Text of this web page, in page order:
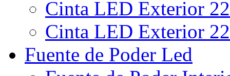
Cinta LED Exterior
Cinta LED Exterior
Fuente de Poder Led